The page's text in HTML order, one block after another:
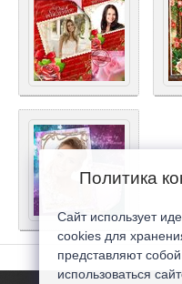
Политика
Сайт использует
cookies для
представляют
использоваться